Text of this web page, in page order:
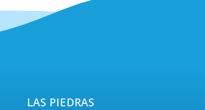
LAS PIEDRAS